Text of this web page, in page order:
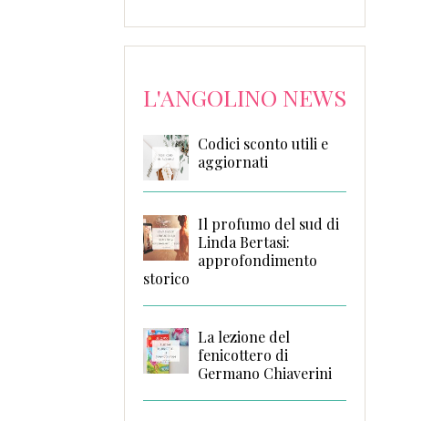
L'ANGOLINO NEWS
Codici sconto utili e
aggiornati
Il profumo del sud di
Linda Bertasi:
approfondimento
storico
La lezione del
fenicottero di
Germano Chiaverini